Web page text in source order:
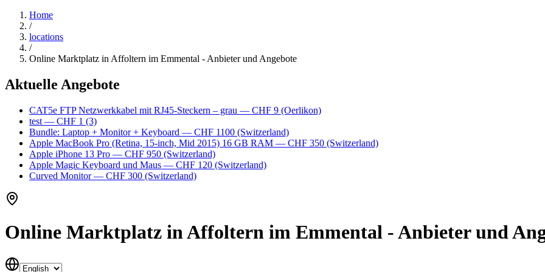
Home
/
locations
/
Online Marktplatz in Affoltern im Emmental - Anbieter und Angebote
Aktuelle Angebote
CAT5e FTP Netzwerkkabel mit RJ45-Steckern – grau — CHF 9 (Oerlikon)
test — CHF 1 (3)
Bundle: Laptop + Monitor + Keyboard — CHF 1100 (Switzerland)
Apple MacBook Pro (Retina, 15-inch, Mid 2015) 16 GB RAM — CHF 350 (Switzerland)
Apple iPhone 13 Pro — CHF 950 (Switzerland)
Apple Magic Keyboard und Maus — CHF 120 (Switzerland)
Curved Monitor— CHF 300 (Switzerland)
Online Marktplatz in Affoltern im Emmental - Anbieter und